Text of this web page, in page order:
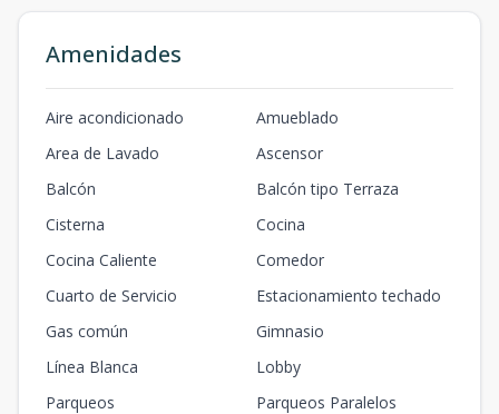
Amenidades
Aire acondicionado
Amueblado
Area de Lavado
Ascensor
Balcón
Balcón tipo Terraza
Cisterna
Cocina
Cocina Caliente
Comedor
Cuarto de Servicio
Estacionamiento techado
Gas común
Gimnasio
Línea Blanca
Lobby
Parqueos
Parqueos Paralelos